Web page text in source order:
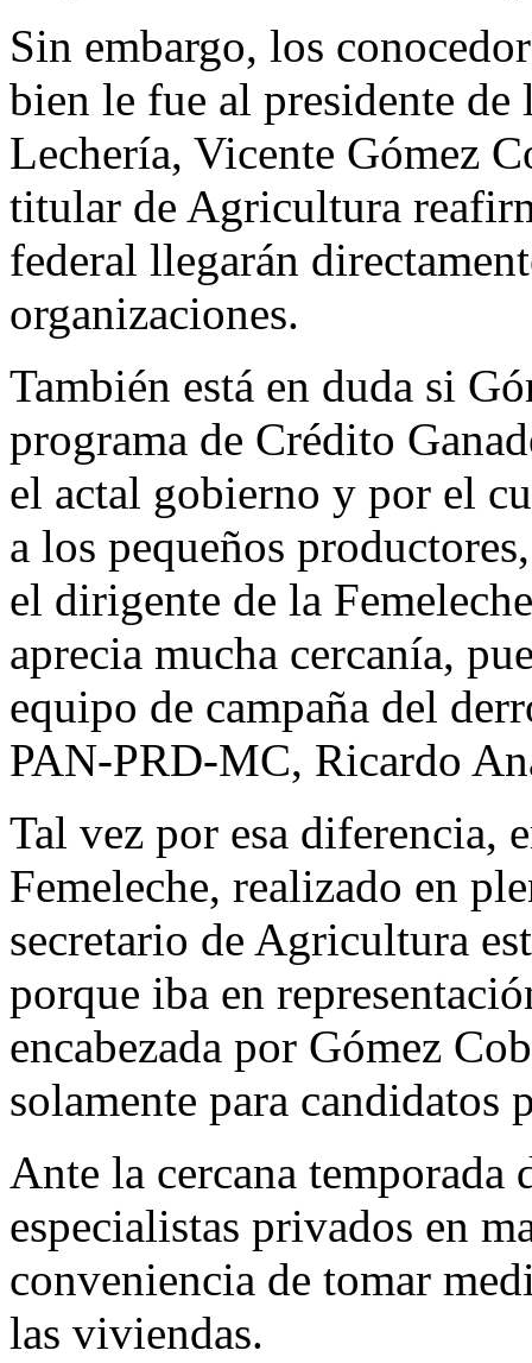
Sin embargo, los
bien le fue al presidente
Lechería, Vicente Gómez
titular de Agricultura
federal llegarán
organizaciones.
También está en duda si
programa de Crédito
el actal gobierno y por el
a los pequeños
el dirigente de la
aprecia mucha cercanía,
equipo de campaña del
PAN-PRD-MC, Ricardo
Tal vez por esa diferencia,
Femeleche, realizado en
secretario de Agricultura
porque iba en
encabezada por Gómez
solamente para candidatos
Ante la cercana temporada
especialistas privados en
conveniencia de tomar
las viviendas.